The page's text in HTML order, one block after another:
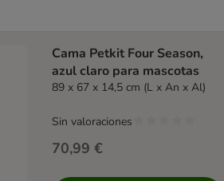
Cama Petkit Four Season,
azul claro para mascotas
89 x 67 x 14,5 cm (L x An x Al)
70,99 €
Sin valoraciones